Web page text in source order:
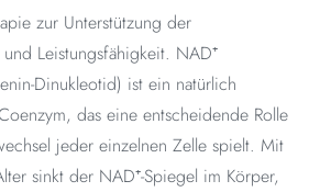
zur Unterstützung der
Leistungsfähigkeit. NAD⁺
Dinukleotid) ist ein natürlich
das eine entscheidende Rolle
jeder einzelnen Zelle spielt. Mit
sinkt der NAD⁺-Spiegel im Körper,